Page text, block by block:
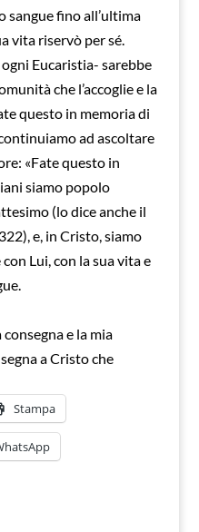
sangue fino all’ultima
vita riservò per sé.
Eucaristia- sarebbe
che l’accoglie e la
questo in memoria di
ad ascoltare
«Fate questo in
siamo popolo
(lo dice anche il
e, in Cristo, siamo
Lui, con la sua vita e
e la mia
a Cristo che
Stampa